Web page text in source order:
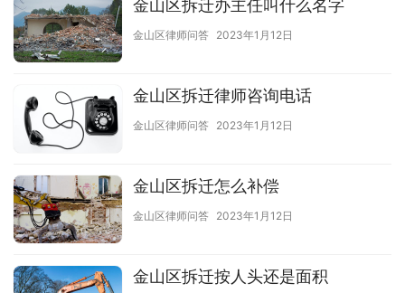
金山区拆迁办主任叫什么名字
金山区律师问答 2023年1月12日
金山区拆迁律师咨询电话
金山区律师问答 2023年1月12日
金山区拆迁怎么补偿
金山区律师问答 2023年1月12日
金山区拆迁按人头还是面积